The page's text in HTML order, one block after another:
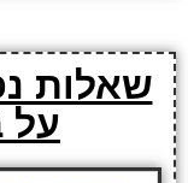
שאלות
על